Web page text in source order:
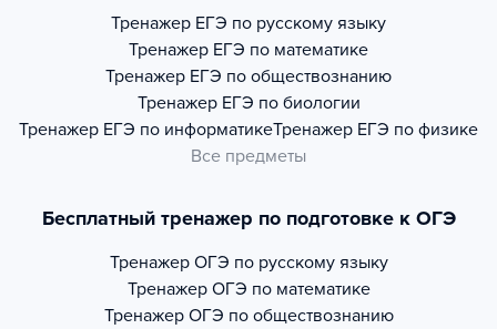
Тренажер ЕГЭ по русскому языку
Тренажер ЕГЭ по математике
Тренажер ЕГЭ по обществознанию
Тренажер ЕГЭ по биологии
Тренажер ЕГЭ по информатикеТренажер ЕГЭ по физике
Все предметы
Бесплатный тренажер по подготовке к ОГЭ
Тренажер ОГЭ по русскому языку
Тренажер ОГЭ по математике
Тренажер ОГЭ по обществознанию